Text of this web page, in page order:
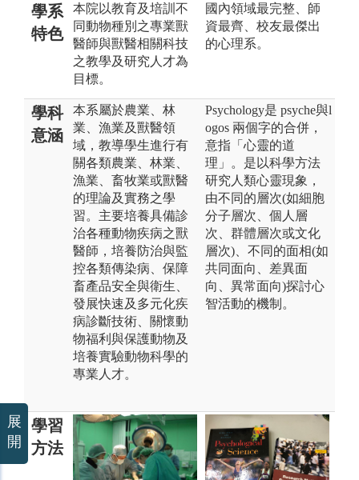
學系
特色
本院以教育及培訓不
同動物種別之專業獸
醫師與獸醫相關科技
之教學及研究人才為
目標。
國內領域最完整、師
資最齊、校友最傑出
的心理系。
學科
意涵
本系屬於農業、林
業、漁業及獸醫領
域，教導學生進行有
關各類農業、林業、
漁業、畜牧業或獸醫
的理論及實務之學
習。主要培養具備診
治各種動物疾病之獸
醫師，培養防治與監
控各類傳染病、保障
畜產品安全與衛生、
發展快速及多元化疾
病診斷技術、關懷動
物福利與保護動物及
培養實驗動物科學的
專業人才。
Psychology是 psyche與l
ogos 兩個字的合併，
意指「心靈的道
理」。是以科學方法
研究人類心靈現象，
由不同的層次(如細胞
分子層次、個人層
次、群體層次或文化
層次)、不同的面相(如
共同面向、差異面
向、異常面向)探討心
智活動的機制。
學習
方法
展
開